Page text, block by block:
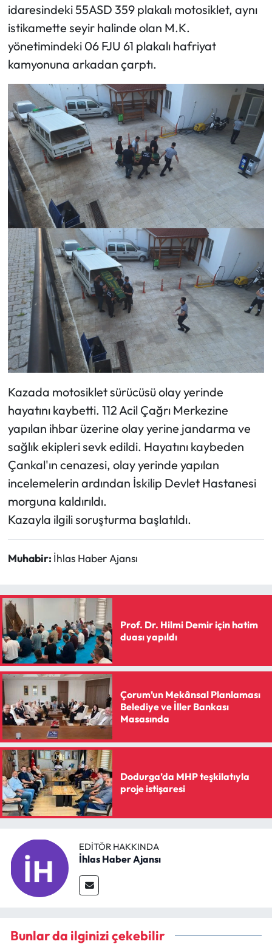
idaresindeki 55ASD 359 plakalı motosiklet, aynı
istikamette seyir halinde olan M.K.
yönetimindeki 06 FJU 61 plakalı hafriyat
kamyonuna arkadan çarptı.
Kazada motosiklet sürücüsü olay yerinde
hayatını kaybetti. 112 Acil Çağrı Merkezine
yapılan ihbar üzerine olay yerine jandarma ve
sağlık ekipleri sevk edildi. Hayatını kaybeden
Çankal'ın cenazesi, olay yerinde yapılan
incelemelerin ardından İskilip Devlet Hastanesi
morguna kaldırıldı.
Kazayla ilgili soruşturma başlatıldı.
Muhabir: İhlas Haber Ajansı
Prof. Dr. Hilmi Demir için hatim
duası yapıldı
Çorum’un Mekânsal Planlaması
Belediye ve İller Bankası
Masasında
Dodurga’da MHP teşkilatıyla
proje istişaresi
EDITÖR HAKKINDA
İhlas Haber Ajansı
Bunlar da ilginizi çekebilir
Otomotiv
Resmi İlan
Resmi Reklam
Sağlık
Siyaset
Spor
Sungurlu Haberleri
Turizm
Uğurludağ Haberleri
Yaşam
Yayla Haber
Yemek Tarifleri